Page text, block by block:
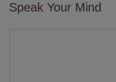
Speak Your Mind